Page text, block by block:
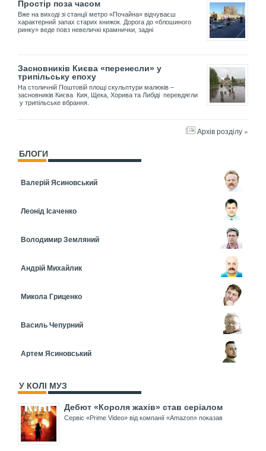
Простір поза часом
Вже на виході зі станції метро «Почайна» відчуваєш
характерний запах старих книжок. Дорога до «блошиного
ринку» веде повз невеличкі крамнички, задні
Засновників Києва «перенесли» у
трипільську епоху
На столичній Поштовій площі скульптури малюків –
засновників Києва Кия, Щека, Хорива та Либіді перевдягли
у трипільське вбрання.
Архів розділу »
БЛОГИ
Валерій Ясиновський
Леонід Ісаченко
Володимир Земляний
Андрій Михайлик
Микола Гриценко
Василь Чепурний
Артем Ясиновський
У КОЛІ МУЗ
Дебют «Короля жахів» став серіалом
Сервіс «Prime Video» від компанії «Amazon» показав